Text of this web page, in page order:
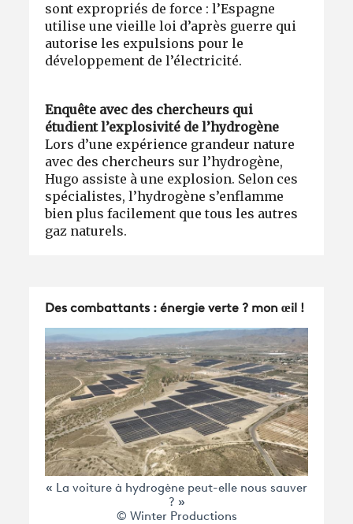
sont expropriés de force : l’Espagne
utilise une vieille loi d’après guerre qui
autorise les expulsions pour le
développement de l’électricité.
Enquête avec des chercheurs qui
étudient l’explosivité de l’hydrogène
Lors d’une expérience grandeur nature
avec des chercheurs sur l’hydrogène,
Hugo assiste à une explosion. Selon ces
spécialistes, l’hydrogène s’enflamme
bien plus facilement que tous les autres
gaz naturels.
Des combattants : énergie verte ? mon œil !
« La voiture à hydrogène peut-elle nous sauver
? »
© Winter Productions